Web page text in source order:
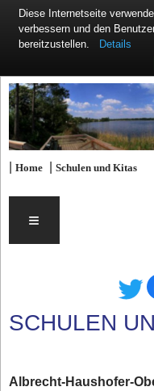
|Home |Schulen und Kitas
≡
SCHULEN
Albrecht-Haushofer-
Diese Internetseite
verbessern und den
bereitzustellen.
Details